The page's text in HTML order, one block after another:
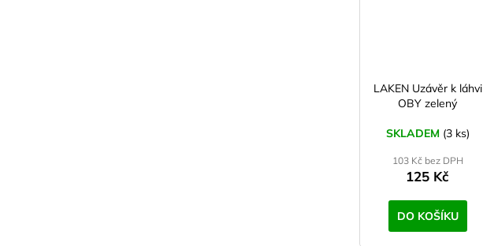
LAKEN Uzávěr k láhvi
OBY zelený
SKLADEM (3 ks)
103 Kč bez DPH
125 Kč
DO KOŠÍKU